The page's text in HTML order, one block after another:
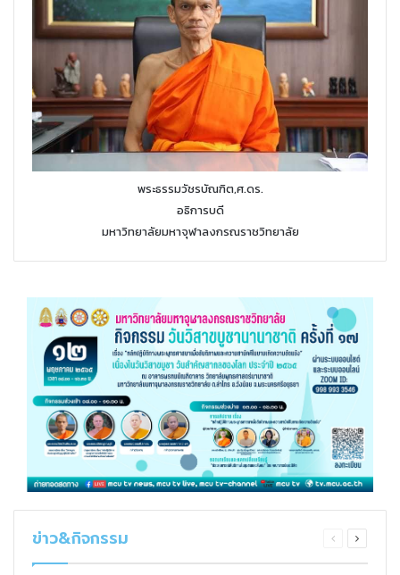
พระธรรมวัชรบัณฑิต,ศ.ดร.
อธิการบดี
มหาวิทยาลัยมหาจุฬาลงกรณราชวิทยาลัย
ข่าว&กิจกรรม